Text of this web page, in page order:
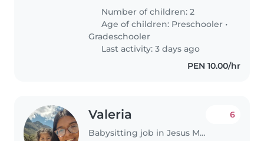
que busca a una niñera
responsable, paciente y con
mucho amor por los niños, para
cuidar..
Number of children: 2
Age of children: Preschooler •
Gradeschooler
Last activity: 3 days ago
PEN 10.00/hr
Valeria
Babysitting job in Jesus Maria
6